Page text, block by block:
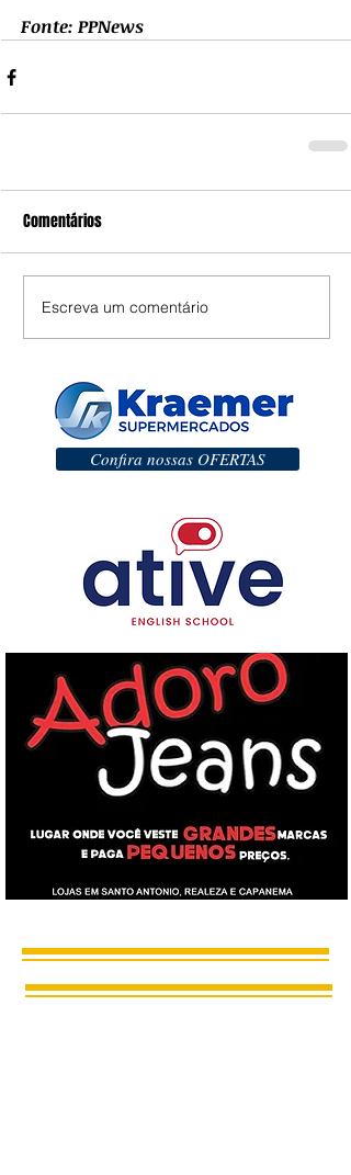
Fonte: PPNews
Comentários
Escreva um comentário
Confira nossas OFERTAS